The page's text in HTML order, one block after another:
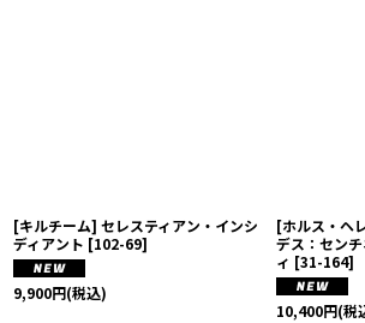
[キルチーム] セレスティアン・インシ
ディアント [102-69]
9,900円(税込)
[ホルス・ヘ
デス：セン
ィ [31-164]
10,400円(税